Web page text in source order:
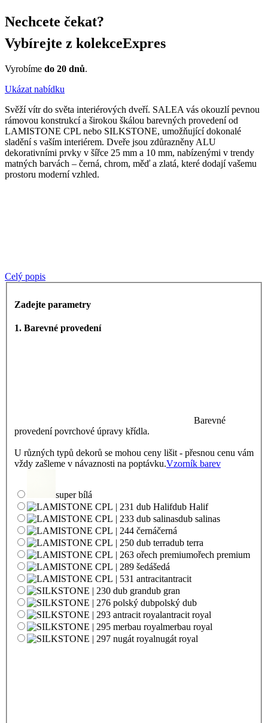
Nechcete čekat?
Vybírejte z kolekceExpres
Vyrobíme do 20 dnů.
Ukázat nabídku
Svěží vítr do světa interiérových dveří. SALEA vás okouzlí pevnou
rámovou konstrukcí a širokou škálou barevných provedení od
LAMISTONE CPL nebo SILKSTONE, umožňující dokonalé
sladění s vaším interiérem. Dveře jsou zdůrazněny ALU
dekorativními prvky v šířce 25 mm a 10 mm, nabízenými v trendy
matných barvách – černá, chrom, měď a zlatá, které dodají vašemu
prostoru moderní vzhled.
Celý popis
Zadejte parametry
1. Barevné provedení
Barevné
provedení povrchové úpravy křídla.
U různých typů dekorů se mohou ceny lišit - přesnou cenu vám
vždy zašleme v návaznosti na poptávku.Vzorník barev
super bílá
dub Halif
dub salinas
černá
dub terra
ořech premium
šedá
antracit
dub gran
polský dub
antracit royal
merbau royal
nugát royal